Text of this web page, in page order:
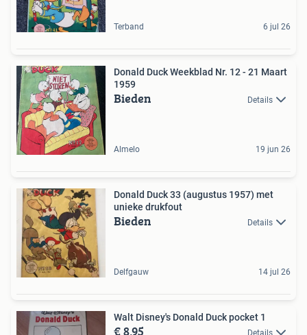
Terband 6 jul 26
Donald Duck Weekblad Nr. 12 - 21 Maart
1959
Bieden Details
Almelo 19 jun 26
Donald Duck 33 (augustus 1957) met
unieke drukfout
Bieden Details
Delfgauw 14 jul 26
Walt Disney's Donald Duck pocket 1
€ 8,95 Details